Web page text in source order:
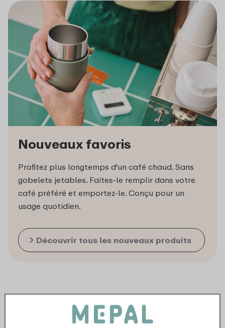
Nouveaux favoris
Profitez plus longtemps d'un café chaud. Sans
gobelets jetables. Faites-le remplir dans votre
café préféré et emportez-le. Conçu pour un
usage quotidien.
Découvrir tous les nouveaux produits